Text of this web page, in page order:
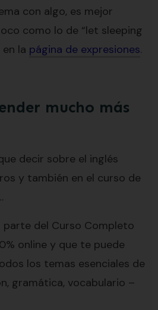
con algo, es mejor
como lo de “let sleeping
la página de expresiones.
mucho más
decir sobre el inglés
y también en el curso de
parte del Curso Completo
online y que te puede
los temas esenciales de
gramática, vocabulario –